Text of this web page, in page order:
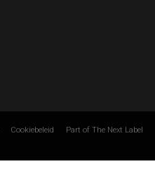
Cookiebeleid Part of The Next Label